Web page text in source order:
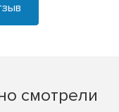
смотрели